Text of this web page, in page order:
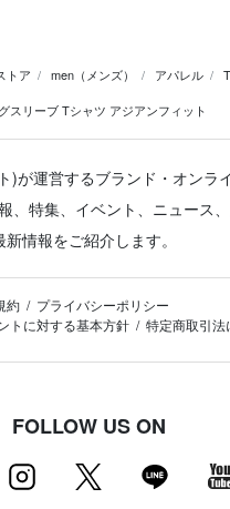
トア men（メンズ） アパレル
スリーブ Tシャツ アジアンフィット
)が運営するブランド・オンラ
、特集、イベント、ニュース
情報をご紹介します。
約
プライバシーポリシー
トに対する基本方針
特定商取引
FOLLOW US ON